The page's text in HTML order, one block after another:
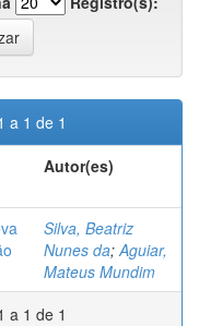
a 1 de 1
Autor(es)
Silva, Beatriz
Nunes da;Aguiar,
Mateus Mundim
a 1 de 1